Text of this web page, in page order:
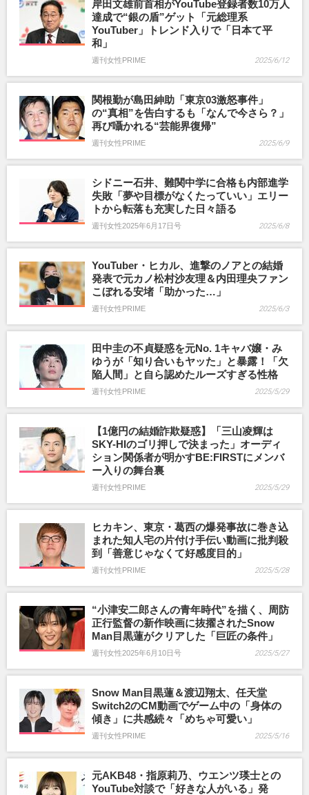
岸田文雄前首相がYouTube登録者数10万人
達成で“銀の盾”ゲット「元総理系
YouTuber」トレンド入りで「日本て平
和」
週刊女性PRIME 2025/6/12
関根勤が島田紳助「東京03激怒事件」
の“真相”を告白するも「なんで今さら？」
再び囁かれる“芸能界復帰”
週刊女性PRIME 2025/6/9
シドニー石井、難関中学に合格も内部進学
失敗「夢や目標がなくたっていい」エリー
トから転落も充実した日々語る
週刊女性2025年6月17日号 2025/6/8
YouTuber・ヒカル、進撃のノアとの結婚
発表で元カノ松村沙友理＆内田理央ファン
こぼれる安堵「助かった…」
週刊女性PRIME 2025/6/3
田中圭の不貞疑惑を元No. 1キャバ嬢・み
ゆうが「知り合いもヤッた」と暴露！「欠
陥人間」と自ら認めたルーズすぎる性格
週刊女性PRIME 2025/5/29
【1億円の結婚詐欺疑惑】「三山凌輝は
SKY-HIのゴリ押しで決まった」オーディ
ション関係者が明かすBE:FIRSTにメンバ
ー入りの舞台裏
週刊女性PRIME 2025/5/29
ヒカキン、東京・葛西の爆発事故に巻き込
まれた知人宅の片付け手伝い動画に批判殺
到「善意じゃなくて好感度目的」
週刊女性PRIME 2025/5/28
“小津安二郎さんの青年時代”を描く、周防
正行監督の新作映画に抜擢されたSnow
Man目黒蓮がクリアした「巨匠の条件」
週刊女性2025年6月10日号 2025/5/27
Snow Man目黒蓮＆渡辺翔太、任天堂
Switch2のCM動画でゲーム中の「身体の
傾き」に共感続々「めちゃ可愛い」
週刊女性PRIME 2025/5/16
元AKB48・指原莉乃、ウエンツ瑛士との
YouTube対談で「好きな人がいる」発